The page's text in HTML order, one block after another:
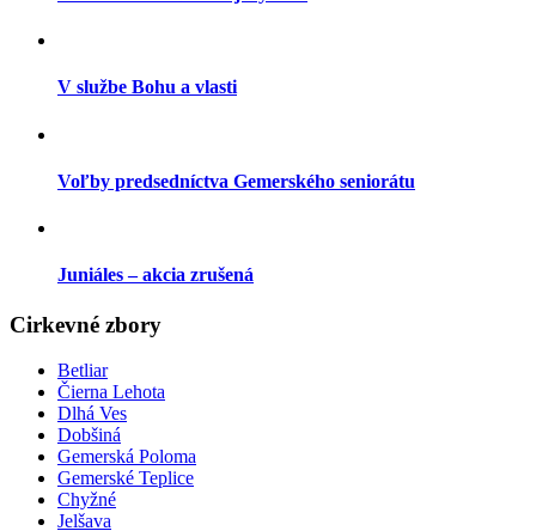
V službe Bohu a vlasti
Voľby predsedníctva Gemerského seniorátu
Juniáles – akcia zrušená
Cirkevné zbory
Betliar
Čierna Lehota
Dlhá Ves
Dobšiná
Gemerská Poloma
Gemerské Teplice
Chyžné
Jelšava